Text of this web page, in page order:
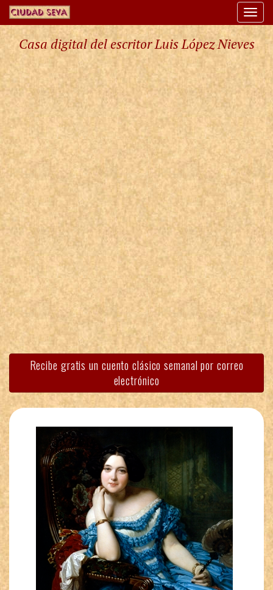
Casa digital del escritor Luis López Nieves
Recibe gratis un cuento clásico semanal por correo
electrónico